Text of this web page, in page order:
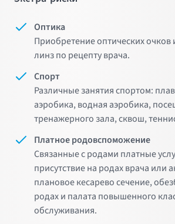
Оптика
Приобретение оптических очков
линз по рецепту врача.
Спорт
Различные занятия спортом:
аэробика, водная аэробика,
тренажерного зала, сквош,
Платное родовспоможение
Связанные с родами платные
присутствие на родах врача или
плановое кесарево сечение,
родах и палата повышенного
обслуживания.